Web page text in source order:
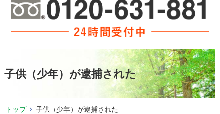
子供（少年）が逮捕された
トップ 子供（少年）が逮捕された